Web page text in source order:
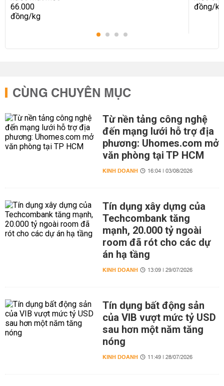
CÙNG CHUYÊN MỤC
Từ nền tảng công nghệ
đến mạng lưới hỗ trợ địa
phương: Uhomes.com mở
văn phòng tại TP HCM
KINH DOANH 16:04 | 03/08/2026
Tín dụng xây dựng của
Techcombank tăng
mạnh, 20.000 tỷ ngoài
room đã rót cho các dự
án hạ tầng
KINH DOANH 13:09 | 29/07/2026
Tín dụng bất động sản
của VIB vượt mức tỷ USD
sau hơn một năm tăng
nóng
KINH DOANH 11:49 | 28/07/2026